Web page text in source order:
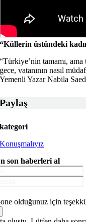
“Küllerin üstündeki
“Türkiye’nin tamamı,
gece, vatanının nasıl
Yemenli Yazar Nabila
Paylaş
kategori
Konuşmalıyız
son haberleri al
olduğunuz için